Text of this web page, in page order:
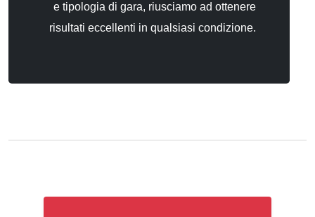
e tipologia di gara, riusciamo ad ottenere
risultati eccellenti in qualsiasi condizione.